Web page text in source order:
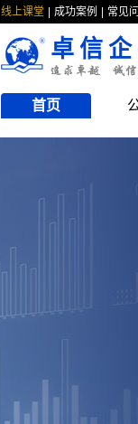
线上课堂 成功案例 常见
卓信
首页